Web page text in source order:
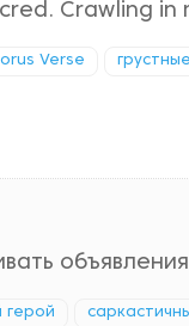
Crawling in
Verse
герой